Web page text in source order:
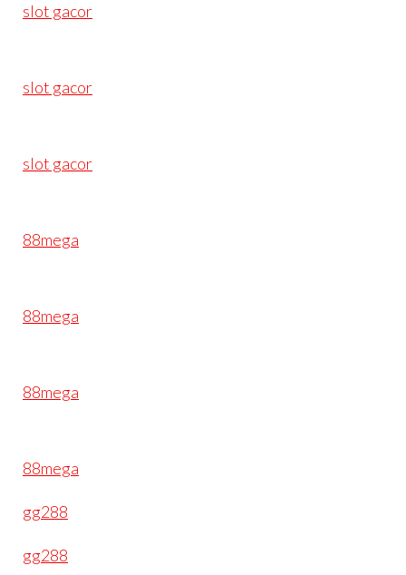
slot gacor
slot gacor
slot gacor
88mega
88mega
88mega
88mega
gg288
gg288